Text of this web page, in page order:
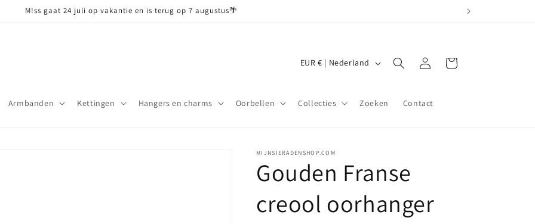
M!ss gaat 24 juli op vakantie en is terug op 7 augustus🌴
Armbanden Kettingen Hangers en charms Oorbellen Collecties Zoeken Contact
n
r
e
i
EUR € | Nederland InloggenWinkelwagen
MIJNSIERADENSHOP.COM
Gouden Franse
creool oorhanger